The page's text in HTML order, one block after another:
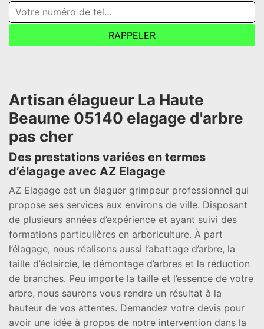
Artisan élagueur La Haute
Beaume 05140 elagage d'arbre
pas cher
Des prestations variées en termes
d’élagage avec AZ Elagage
AZ Elagage est un élaguer grimpeur professionnel qui
propose ses services aux environs de ville. Disposant
de plusieurs années d’expérience et ayant suivi des
formations particulières en arboriculture. À part
l’élagage, nous réalisons aussi l’abattage d’arbre, la
taille d’éclaircie, le démontage d’arbres et la réduction
de branches. Peu importe la taille et l’essence de votre
arbre, nous saurons vous rendre un résultat à la
hauteur de vos attentes. Demandez votre devis pour
avoir une idée à propos de notre intervention dans la